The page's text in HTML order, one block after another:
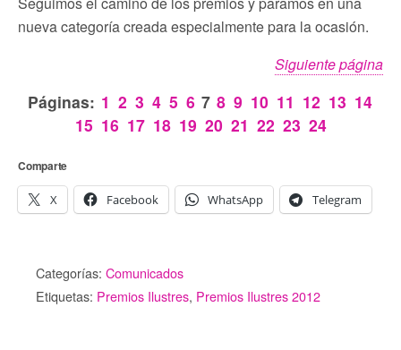
nueva categoría creada especialmente para la ocasión.
Siguiente página
Páginas: 1 2 3 4 5 6 7 8 9 10 11 12 13 14
15 16 17 18 19 20 21 22 23 24
Comparte
X Facebook WhatsApp Telegram
Categorías: Comunicados
Etiquetas: Premios Ilustres, Premios Ilustres 2012